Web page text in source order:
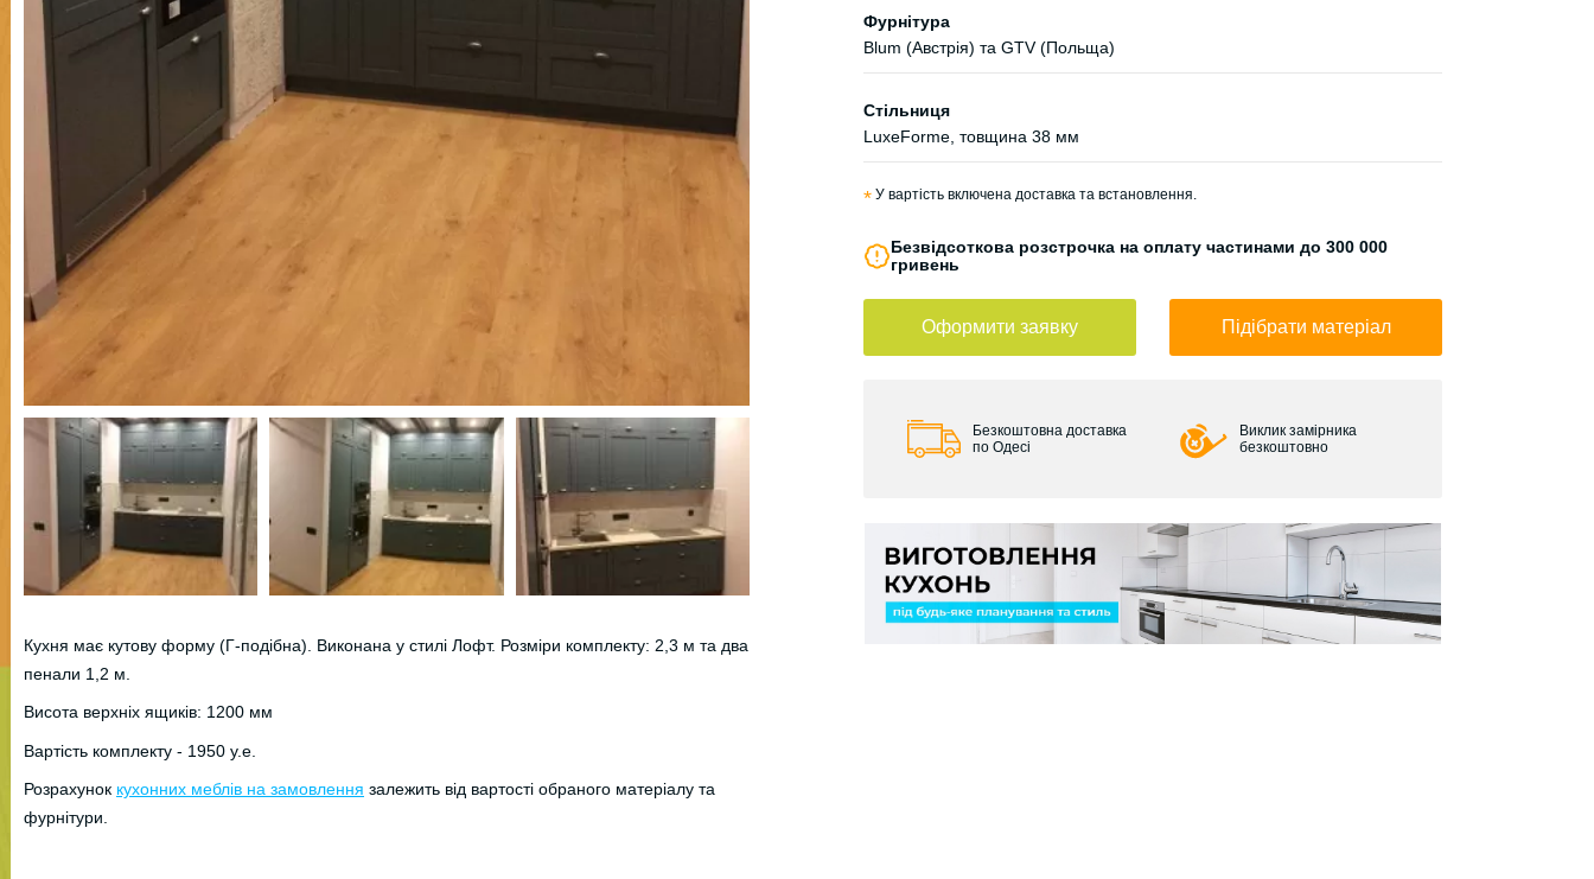
Кухня має кутову форму (Г-подібна). Виконана у стилі Лофт. Розміри комплекту: 2,3 м та два
пенали 1,2 м.
Висота верхніх ящиків: 1200 мм
Вартість комплекту - 1950 у.е.
Розрахунок кухонних меблів на замовлення залежить від вартості обраного матеріалу та
фурнітури.
Фурнітура
Blum (Австрія) та GTV (Польща)
Стільниця
LuxeForme, товщина 38 мм
* У вартість включена доставка та встановлення.
Безвідсоткова розстрочка на оплату частинами до 300 000
гривень
Оформити заявку Підібрати матеріал
Безкоштовна доставка
по Одесі
Виклик замірника
безкоштовно